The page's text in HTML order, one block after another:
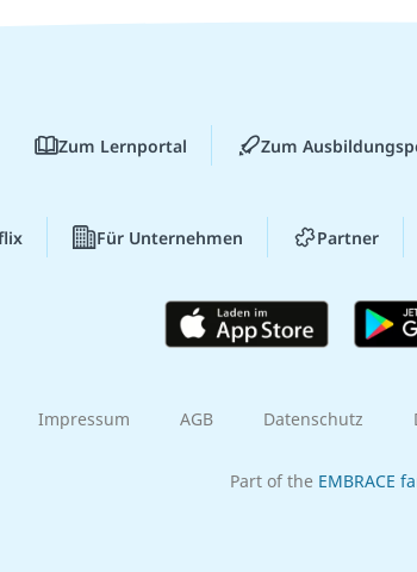
Zum Lernportal Zum
Für Unternehmen Partner
Impressum AGB Datenschutz
Part of the EMBRACE